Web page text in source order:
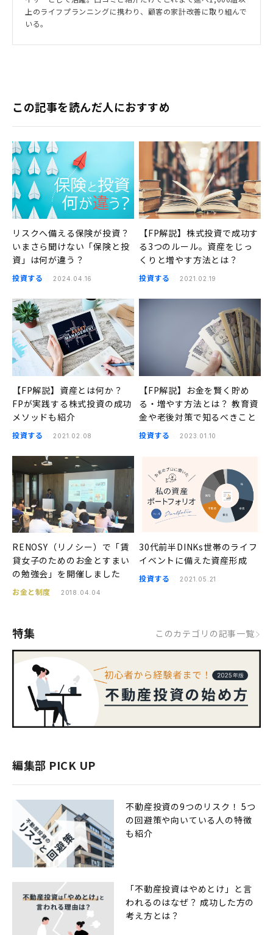
上のライフプランニングに携わり、顧客の家計改善に取り組んで
いる。
この記事を読んだ人におすすめ
リスクへ備える保険が投資？
いまさら聞けない「保険と投
資」は何が違う？
投資する 2024.04.16
【FP解説】株式投資で成功す
る3つのルール。資産をじっ
くりと増やす方法とは？
投資する 2021.02.19
【FP解説】資産とは何か？
FPが実践する株式投資の成功
メソッドも紹介
投資する 2021.02.08
【FP解説】お金を賢く貯め
る・増やす方法とは？ 教育資
金や老後対策で知るべきこと
投資する 2023.01.10
RENOSY（リノシー）で「賃
貸女子のためのお金とすまい
の勉強会」を開催しました
お金と制度 2018.04.04
30代前半DINKs世帯のライフ
イベントに備えた資産形成
投資する 2021.05.21
特集 このカテゴリの記事一覧
編集部 PICK UP
不動産投資の9つのリスク！ 5つ
の回避策や向いている人の特徴
も紹介
「不動産投資はやめとけ」と言
われるのはなぜ？ 成功した方の
考え方とは？